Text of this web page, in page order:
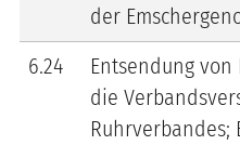
der
6.24
Entsendung
die
Ruhrverbandes;